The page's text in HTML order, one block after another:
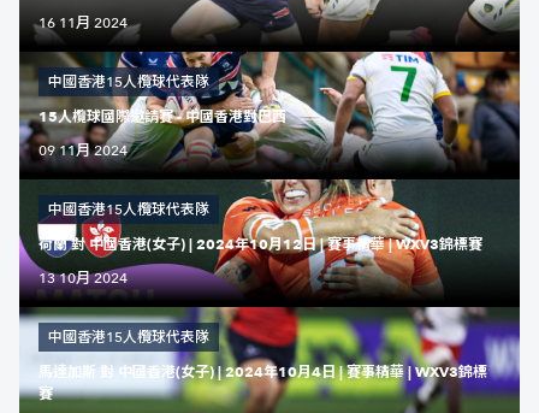
16 11月 2024
中國香港15人欖球代表隊
15人欖球國際邀請賽 - 中國香港對巴西
09 11月 2024
中國香港15人欖球代表隊
荷蘭 對 中國香港(女子) | 2024年10月12日 | 賽事精華 | WXV3錦標賽
13 10月 2024
中國香港15人欖球代表隊
馬達加斯 對 中國香港(女子) | 2024年10月4日 | 賽事精華 | WXV3錦標
賽